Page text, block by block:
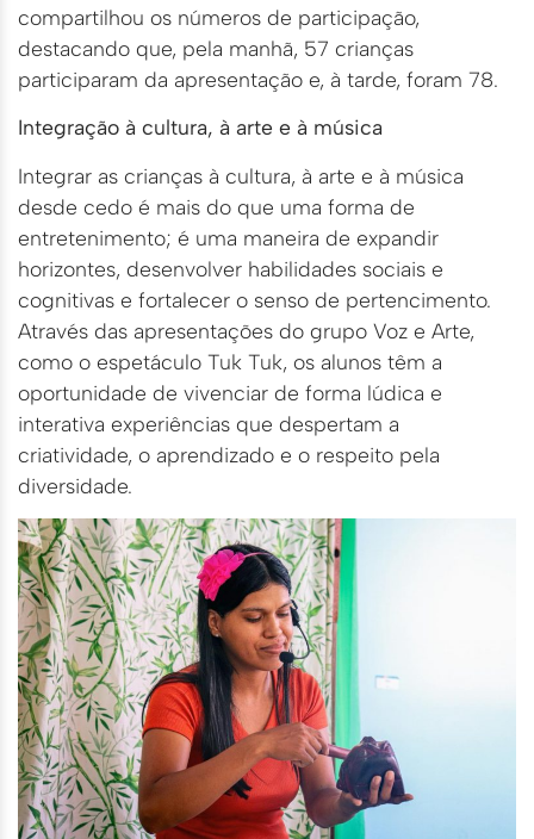
compartilhou os números de participação,
destacando que, pela manhã, 57 crianças
participaram da apresentação e, à tarde, foram 78.
Integração à cultura, à arte e à música
Integrar as crianças à cultura, à arte e à música
desde cedo é mais do que uma forma de
entretenimento; é uma maneira de expandir
horizontes, desenvolver habilidades sociais e
cognitivas e fortalecer o senso de pertencimento.
Através das apresentações do grupo Voz e Arte,
como o espetáculo Tuk Tuk, os alunos têm a
oportunidade de vivenciar de forma lúdica e
interativa experiências que despertam a
criatividade, o aprendizado e o respeito pela
diversidade.